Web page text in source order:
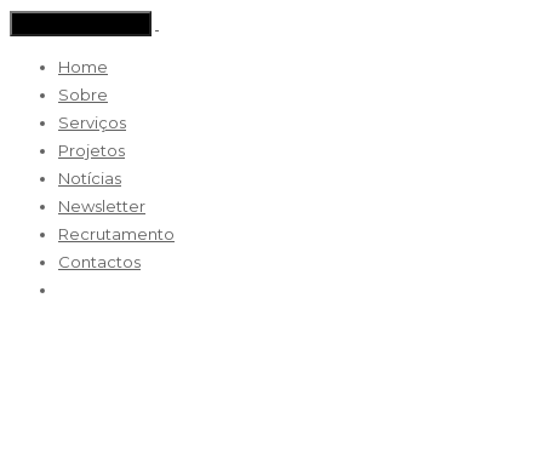
Home
Sobre
Serviços
Projetos
Notícias
Newsletter
Recrutamento
Contactos